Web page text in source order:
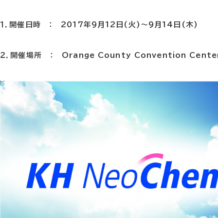
１．開催日時 ： 2017年9月12日(火)～9月14日(木)
２．開催場所 ： Orange County Convention